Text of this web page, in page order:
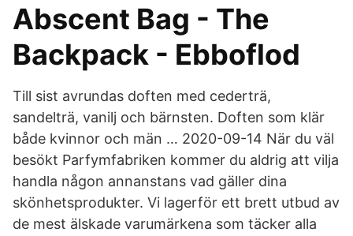
Abscent Bag - The
Backpack - Ebboflod
Till sist avrundas doften med cederträ,
sandelträ, vanilj och bärnsten. Doften som klär
både kvinnor och män … 2020-09-14 När du väl
besökt Parfymfabriken kommer du aldrig att vilja
handla någon annanstans vad gäller dina
skönhetsprodukter. Vi lagerför ett brett utbud av
de mest älskade varumärkena som täcker alla